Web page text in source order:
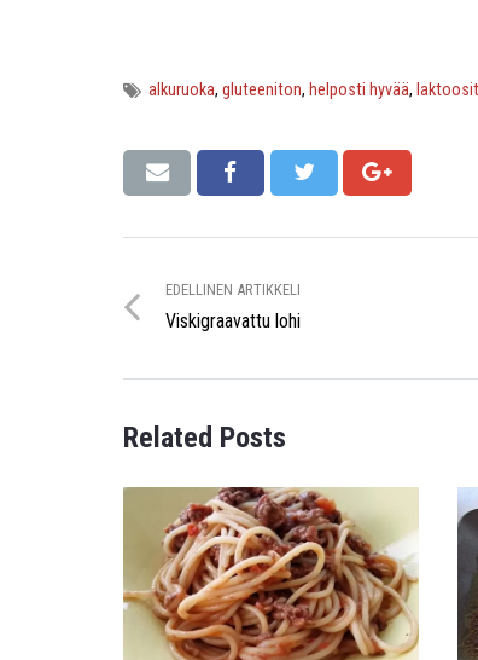
alkuruoka,gluteeniton, helposti hyvää,
EDELLINEN ARTIKKELI
Viskigraavattu lohi
Related Posts